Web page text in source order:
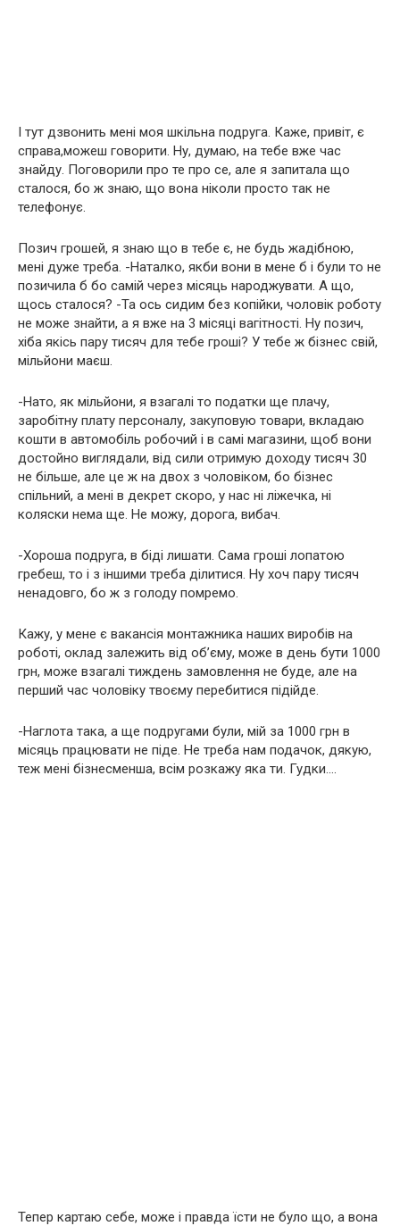
І тут дзвонить мені моя шкільна подруга. Каже, привіт, є
справа,можеш говорити. Ну, думаю, на тебе вже час
знайду. Поговорили про те про се, але я запитала що
сталося, бо ж знаю, що вона ніколи просто так не
телефонує.
Позич грошей, я знаю що в тебе є, не будь жадібною,
мені дуже треба. -Наталко, якби вони в мене б і були то не
позичила б бо самій через місяць народжувати. А що,
щось сталося? -Та ось сидим без копійки, чоловік роботу
не може знайти, а я вже на 3 місяці вагітності. Ну позич,
хіба якісь пару тисяч для тебе гроші? У тебе ж бізнес свій,
мільйони маєш.
-Нато, як мільйони, я взагалі то податки ще плачу,
заробітну плату персоналу, закуповую товари, вкладаю
кошти в автомобіль робочий і в самі магазини, щоб вони
достойно виглядали, від сили отримую доходу тисяч 30
не більше, але це ж на двох з чоловіком, бо бізнес
спільний, а мені в декрет скоро, у нас ні ліжечка, ні
коляски нема ще. Не можу, дорога, вибач.
-Хороша подруга, в біді лишати. Сама гроші лопатою
гребеш, то і з іншими треба ділитися. Ну хоч пару тисяч
ненадовго, бо ж з голоду помремо.
Кажу, у мене є вакансія монтажника наших виробів на
роботі, оклад залежить від об’єму, може в день бути 1000
грн, може взагалі тиждень замовлення не буде, але на
перший час чоловіку твоєму перебитися підійде.
-Наглота така, а ще подругами були, мій за 1000 грн в
місяць працювати не піде. Не треба нам подачок, дякую,
теж мені бізнесменша, всім розкажу яка ти. Гудки….
Тепер картаю себе, може і правда їсти не було що, а вона